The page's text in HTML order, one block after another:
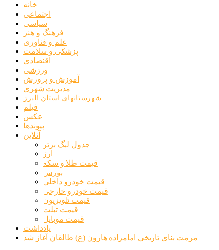
خانه
اجتماعی
سیاسی
فرهنگ و هنر
علم و فناوری
پزشکی و سلامت
اقتصادی
ورزشی
آموزش و پرورش
مدیریت شهری
شهرستانهای استان البرز
فیلم
عکس
پیوندها
آنلاین
جدول لیگ برتر
ارز
قیمت طلا و سکه
بورس
قیمت خودرو داخلی
قیمت خودرو خارجی
قیمت تلویزیون
قیمت تبلت
قیمت موبایل
یادداشت
مرمت بنای تاریخی امامزاده هارون (ع) طالقان آغاز شد